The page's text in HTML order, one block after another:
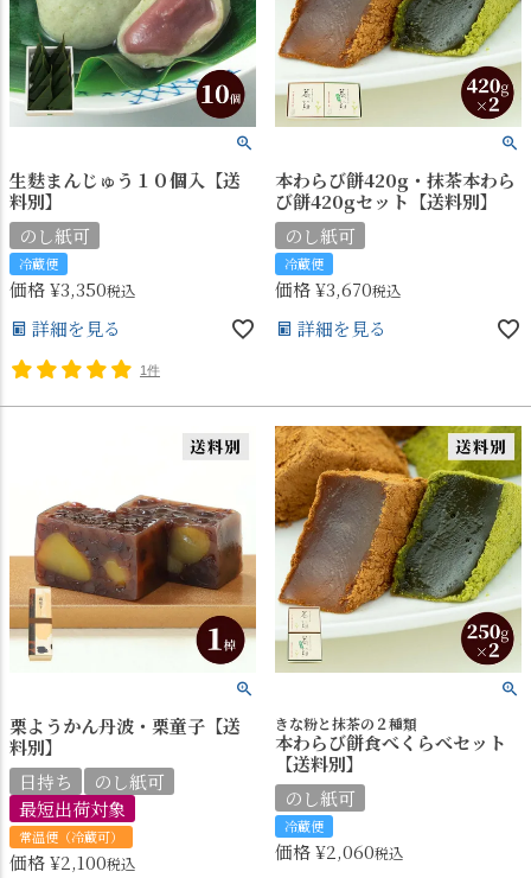
生麩まんじゅう１０個入【送
料別】
のし紙可
冷蔵便
価格¥3,350税込
詳細を見る
1件
本わらび餅420g・抹茶本わら
び餅420gセット【送料別】
のし紙可
冷蔵便
価格¥3,670税込
詳細を見る
栗ようかん丹波・栗童子【送
料別】
日持ち
のし紙可
最短出荷対象
常温便（冷蔵可）
価格¥2,100税込
きな粉と抹茶の２種類
本わらび餅食べくらべセット
【送料別】
のし紙可
冷蔵便
価格¥2,060税込